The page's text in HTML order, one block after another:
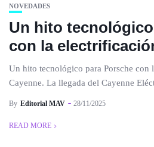
NOVEDADES
Un hito
con la
Un hito tecnológico para Porsche con
Cayenne. La llegada del Cayenne
By Editorial MAV 28/11/2025
READ MORE